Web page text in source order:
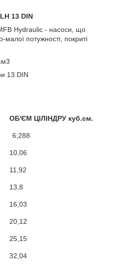
13 DIN
Hydraulic - насоси, що
малої потужності , покриті
13 DIN
ОБ'ЄМ ЦІЛІНДРУ куб.см.
6,288
10,06
11,92
13,8
16,03
20,12
25,15
32,04